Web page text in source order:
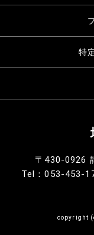
特
〒430-0926
Tel：053-453-
copyright